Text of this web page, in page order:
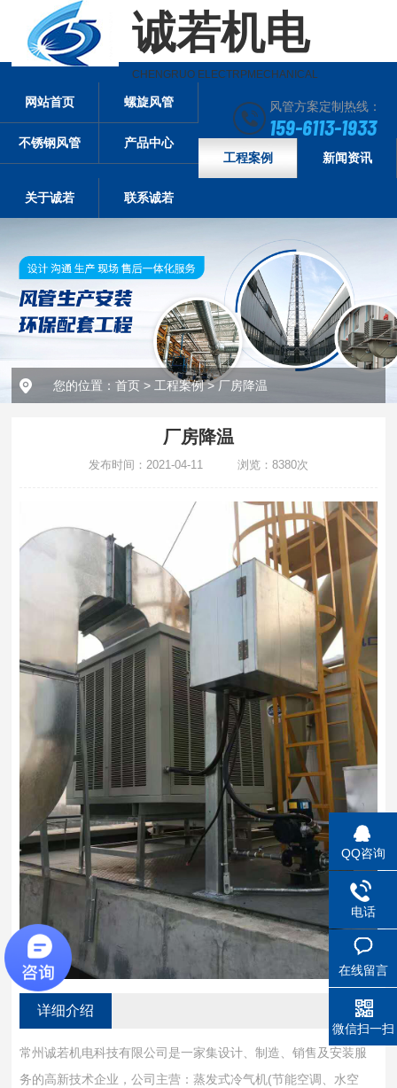
诚若机电
CHENGRUO ELECTRPMECHANICAL
风管方案定制热线：
159-6113-1933
网站首页 螺旋风管
不锈钢风管
产品中心
工程案例
新闻资讯
关于诚若 联系诚若
您的位置： 首页> 工程案例> 厂房降温
厂房降温
发布时间：2021-04-11 浏览：8380次
详细介绍
常州诚若机电科技有限公司是一家集设计、制造、销售及安装服
务的高新技术企业，公司主营：蒸发式冷气机(节能空调、水空
QQ咨询
电话
在线留言
微信扫一扫